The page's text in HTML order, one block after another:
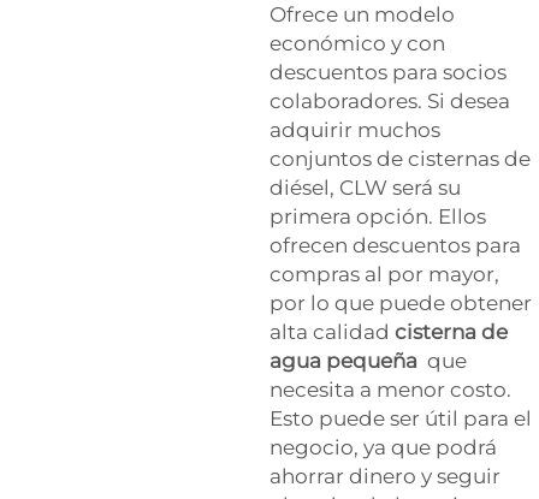
Ofrece un modelo
económico y con
descuentos para socios
colaboradores. Si desea
adquirir muchos
conjuntos de cisternas de
diésel, CLW será su
primera opción. Ellos
ofrecen descuentos para
compras al por mayor,
por lo que puede obtener
alta calidad cisterna de
agua pequeña que
necesita a menor costo.
Esto puede ser útil para el
negocio, ya que podrá
ahorrar dinero y seguir